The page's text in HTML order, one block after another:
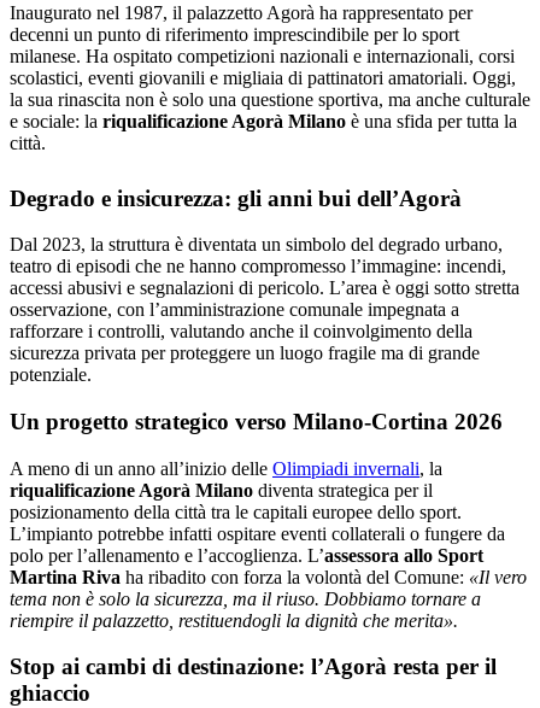
Inaugurato nel 1987, il palazzetto Agorà ha rappresentato per
decenni un punto di riferimento imprescindibile per lo sport
milanese. Ha ospitato competizioni nazionali e internazionali, corsi
scolastici, eventi giovanili e migliaia di pattinatori amatoriali. Oggi,
la sua rinascita non è solo una questione sportiva, ma anche culturale
e sociale: la riqualificazione Agorà Milano è una sfida per tutta la
città.
Degrado e insicurezza: gli anni bui dell’Agorà
Dal 2023, la struttura è diventata un simbolo del degrado urbano,
teatro di episodi che ne hanno compromesso l’immagine: incendi,
accessi abusivi e segnalazioni di pericolo. L’area è oggi sotto stretta
osservazione, con l’amministrazione comunale impegnata a
rafforzare i controlli, valutando anche il coinvolgimento della
sicurezza privata per proteggere un luogo fragile ma di grande
potenziale.
Un progetto strategico verso Milano-Cortina 2026
A meno di un anno all’inizio delle Olimpiadi invernali, la
riqualificazione Agorà Milano diventa strategica per il
posizionamento della città tra le capitali europee dello sport.
L’impianto potrebbe infatti ospitare eventi collaterali o fungere da
polo per l’allenamento e l’accoglienza. L’assessora allo Sport
Martina Riva ha ribadito con forza la volontà del Comune: «Il vero
tema non è solo la sicurezza, ma il riuso. Dobbiamo tornare a
riempire il palazzetto, restituendogli la dignità che merita».
Stop ai cambi di destinazione: l’Agorà resta per il
ghiaccio